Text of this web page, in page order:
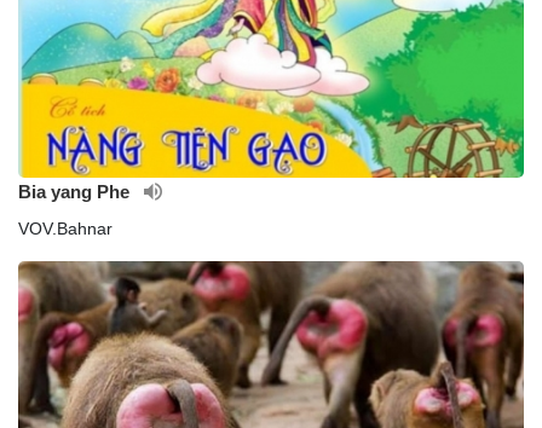
Bia yang Phe
VOV.Bahnar